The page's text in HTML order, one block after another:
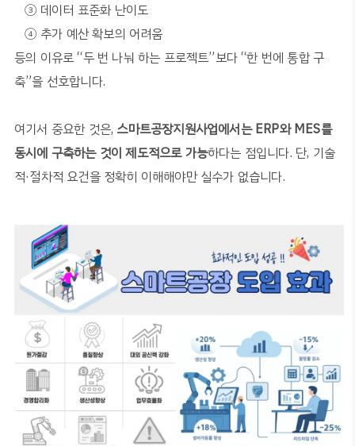
③ 데이터 표준화 난이도
④ 추가 예산 확보의 어려움
등의 이유로“두 번 나눠 하는 프로젝트”보다“한 번에 통합 구
축”을 선호합니다.
여기서 중요한 것은, 스마트공장지원사업에서는ERP와MES를
동시에 구축하는 것이 제도적으로 가능하다는 점입니다. 단, 기술
적·절차적 요건을 정확히 이해해야만 실수가 없습니다.